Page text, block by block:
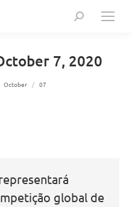
Search:
7, 2020
October 07
global de